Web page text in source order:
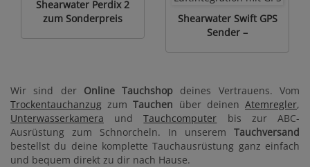
Shearwater Perdix 2
zum Sonderpreis
Shearwater Swift GPS
Sender –
Wir sind der Online Tauchshop deines Vertrauens. Vom
Trockentauchanzug zumTauchen über deinenAtemregler,
Unterwasserkamera undTauchcomputer bis zur ABC-
Ausrüstung zum Schnorcheln. In unserem Tauchversand
bestellst du deine komplette Tauchausrüstung ganz einfach
und bequem direkt zu dir nach Hause.